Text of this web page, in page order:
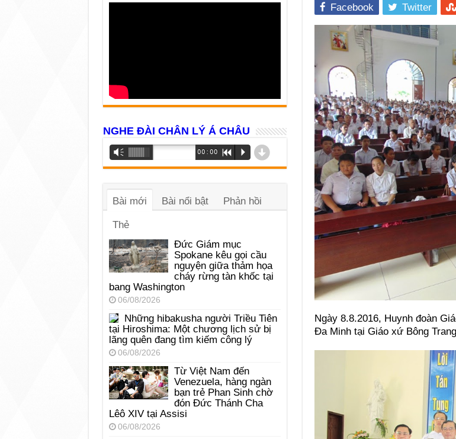
Facebook Twitter
Ngày 8.8.2016, Huynh đoàn
Đa Minh tại Giáo xứ Bông
NGHE ĐÀI CHÂN LÝ Á CHÂU
Trình
phát
âm
Vm 00:00 R P d
Bài mới Bài nổi bật Phản hồi
Thẻ
Đức Giám mục
Spokane kêu gọi cầu
nguyện giữa thảm họa
cháy rừng tàn khốc tại
bang Washington
06/08/2026
Những hibakusha người Triều Tiên
tại Hiroshima: Một chương lịch sử bị
lãng quên đang tìm kiếm công lý
06/08/2026
Từ Việt Nam đến
Venezuela, hàng ngàn
bạn trẻ Phan Sinh chờ
đón Đức Thánh Cha
Lêô XIV tại Assisi
06/08/2026